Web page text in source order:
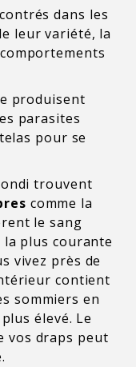
dans les
leur variété, la
produisent
parasites
pour se
trouvent
comme la
le sang
la plus courante
vivez près de
contient
sommiers en
élevé. Le
vos draps peut